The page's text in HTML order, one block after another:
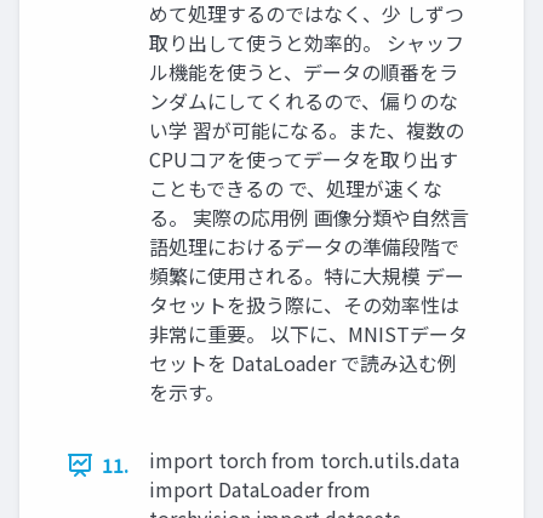
めて処理するのではなく、少 しずつ
取り出して使うと効率的。 シャッフ
ル機能を使うと、データの順番をラ
ンダムにしてくれるので、偏りのな
い学 習が可能になる。また、複数の
CPUコアを使ってデータを取り出す
こともできるの で、処理が速くな
る。 実際の応用例 画像分類や自然言
語処理におけるデータの準備段階で
頻繁に使用される。特に大規模 デー
タセットを扱う際に、その効率性は
非常に重要。 以下に、MNISTデータ
セットを DataLoader で読み込む例
を示す。
11.
import torch from torch.utils.data
import DataLoader from